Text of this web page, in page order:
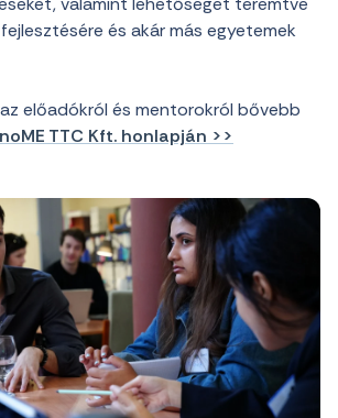
és akár más egyetemek
előadókról és mentorokról bővebb
TTC Kft. honlapján >>